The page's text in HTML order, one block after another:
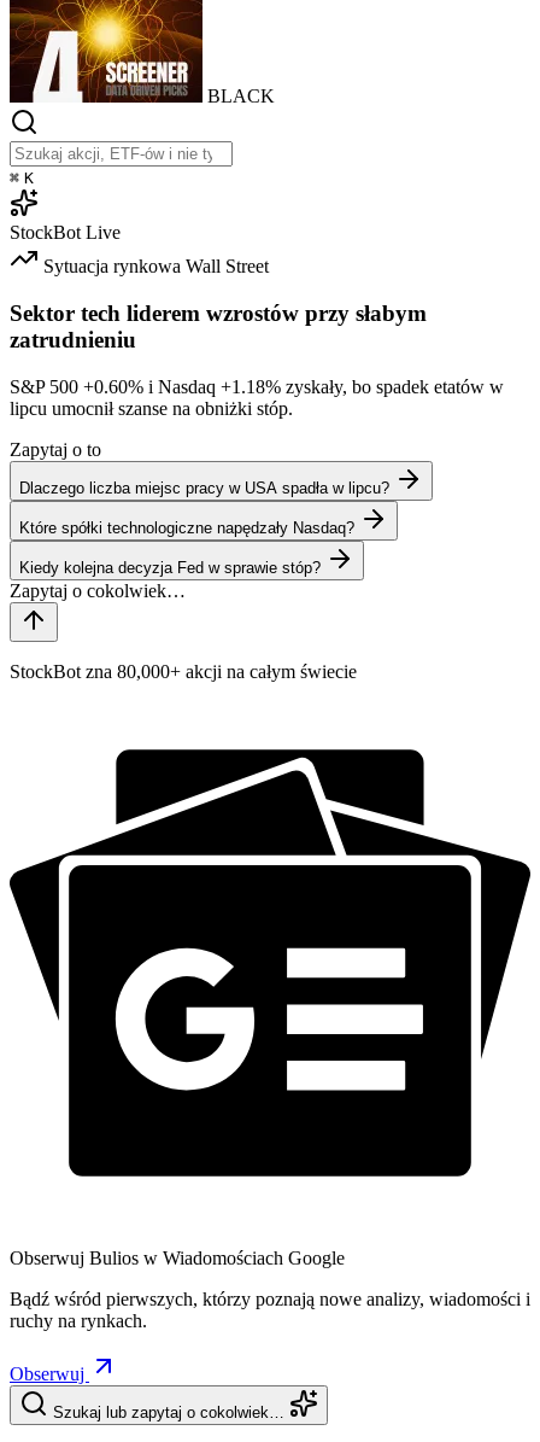
BLACK
⌘ K
StockBot Live
Sytuacja rynkowa Wall Street
Sektor tech liderem wzrostów przy słabym
zatrudnieniu
S&P 500 +0.60% i Nasdaq +1.18% zyskały, bo spadek etatów w
lipcu umocnił szanse na obniżki stóp.
Zapytaj o to
Dlaczego liczba miejsc pracy w USA spadła w lipcu?
Które spółki technologiczne napędzały Nasdaq?
Kiedy kolejna decyzja Fed w sprawie stóp?
StockBot zna 80,000+ akcji na całym świecie
Obserwuj Bulios w Wiadomościach Google
Bądź wśród pierwszych, którzy poznają nowe analizy, wiadomości i
ruchy na rynkach.
Obserwuj
Szukaj lub zapytaj o cokolwiek…